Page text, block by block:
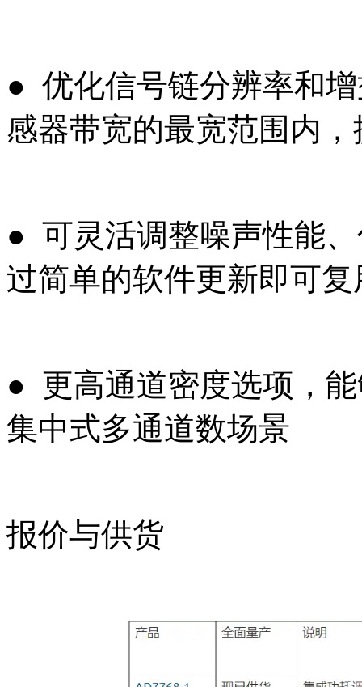
● 优化信号链分辨率和
感器带宽的最宽范围内
● 可灵活调整噪声性能
过简单的软件更新即可
● 更高通道密度选项，
集中式多通道数场景
报价与供货